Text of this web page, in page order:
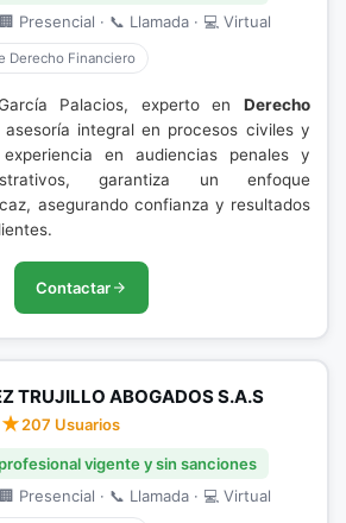
Presencial · 📞 Llamada · 💻 Virtual
Derecho Financiero
Palacios, experto en Derecho
integral en procesos civiles y
en audiencias penales y
garantiza un enfoque
asegurando confianza y resultados
Contactar
TRUJILLO ABOGADOS S.A.S
207 Usuarios
vigente y sin sanciones
Presencial · 📞 Llamada · 💻 Virtual